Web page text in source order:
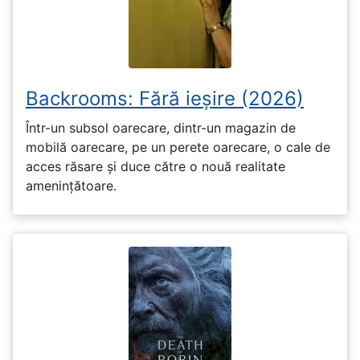
Backrooms: Fără ieșire (2026)
Într-un subsol oarecare, dintr-un magazin de
mobilă oarecare, pe un perete oarecare, o cale de
acces răsare și duce către o nouă realitate
amenințătoare.